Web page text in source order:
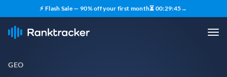
⚡ Flash Sale — 90% off your first month⏳ 00:29:44→
GEO